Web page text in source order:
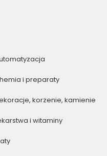
i preparaty
korzenie, kamienie
i witaminy